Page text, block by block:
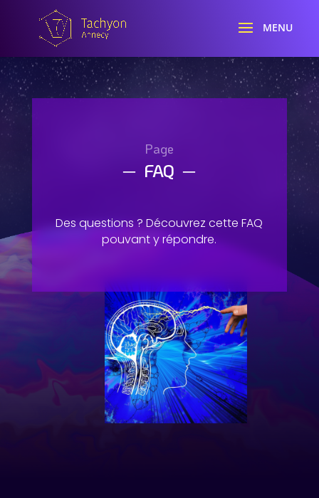
Page
─ FAQ ─
Des questions ? Découvrez cette FAQ
pouvant y répondre.